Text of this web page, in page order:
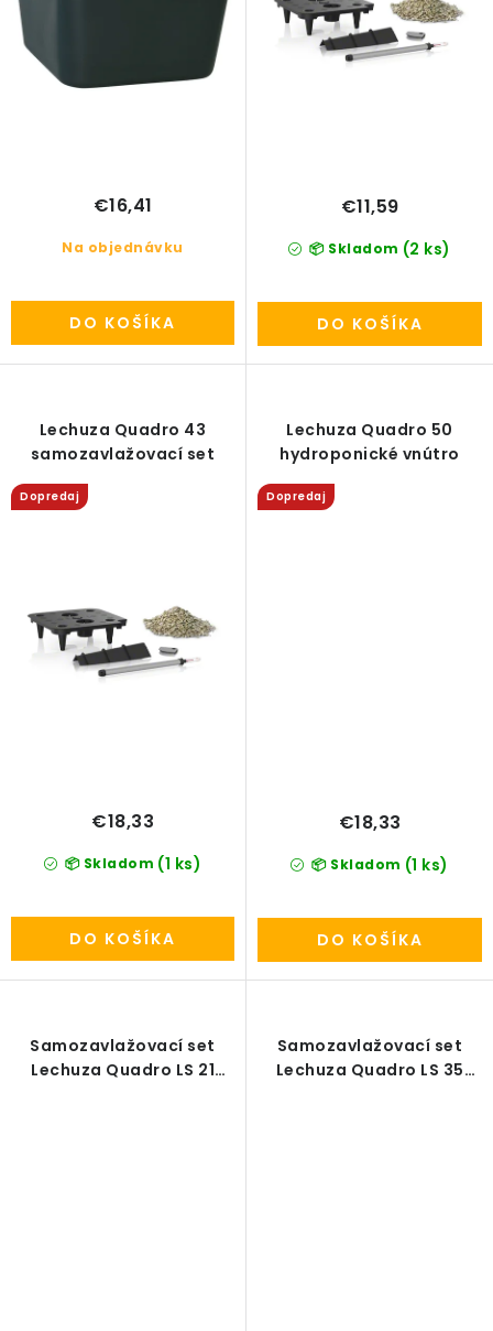
PRÍSLUŠENSTVO
KVETINÁČE
Obchodné podmienky
Spôsoby platby
Informácie o doprave
Kontakt / Právne údaje
v
t
o
Na objednávku
€16,41
DO KOŠÍKA
📦 Skladom (2 ks)
€11,59
DO KOŠÍKA
Lechuza Quadro 43
samozavlažovací set
Dopredaj
📦 Skladom (1 ks)
€18,33
DO KOŠÍKA
Lechuza Quadro 50
hydroponické vnútro
Dopredaj
📦 Skladom (1 ks)
€18,33
DO KOŠÍKA
Samozavlažovací set
Lechuza Quadro LS 21
Samozavlažovací set
Lechuza Quadro LS 35